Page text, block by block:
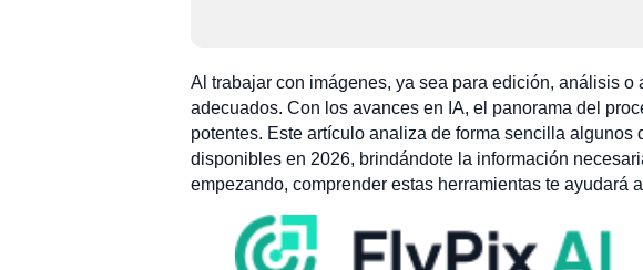
Al trabajar con imágenes, ya sea para edición, análisis
adecuados. Con los avances en IA, el panorama del
potentes. Este artículo analiza de forma sencilla
disponibles en 2026, brindándote la información
empezando, comprender estas herramientas te ayudará